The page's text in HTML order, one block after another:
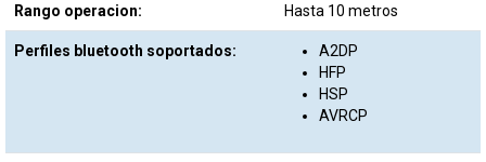
Rango operacion: Hasta 10 metros
Perfiles bluetooth soportados:
A2DP
HFP
HSP
AVRCP